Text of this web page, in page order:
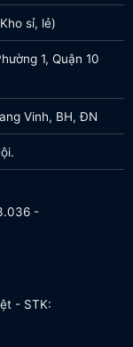
sỉ, lẻ)
1, Quận 10
Vinh, BH, ĐN
-
- STK: